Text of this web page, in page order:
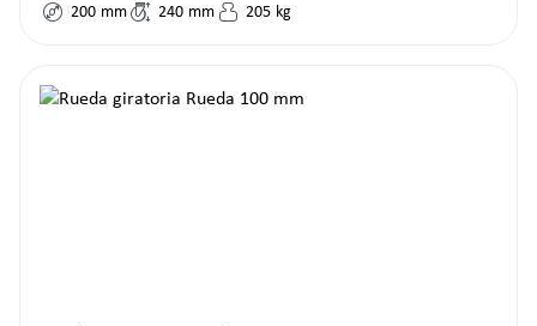
200 mm 240 mm 205 kg